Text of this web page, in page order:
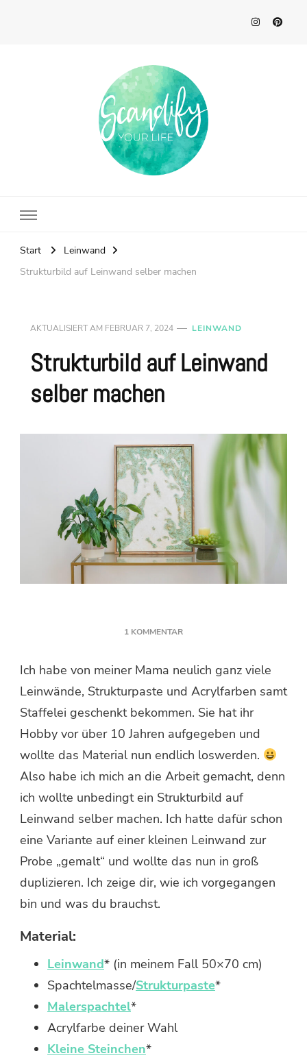
Start
Leinwand
Strukturbild auf Leinwand selber machen
AKTUALISIERT AM FEBRUAR 7, 2024 LEINWAND
Strukturbild auf Leinwand
selber machen
1 KOMMENTARZU
LEINWAND
SELBER
Ich habe von meiner Mama neulich ganz viele
Leinwände, Strukturpaste und Acrylfarben samt
Staffelei geschenkt bekommen. Sie hat ihr
Hobby vor über 10 Jahren aufgegeben und
wollte das Material nun endlich loswerden.
Also habe ich mich an die Arbeit gemacht, denn
ich wollte unbedingt ein Strukturbild auf
Leinwand selber machen. Ich hatte dafür schon
eine Variante auf einer kleinen Leinwand zur
Probe „gemalt“ und wollte das nun in groß
duplizieren. Ich zeige dir, wie ich vorgegangen
bin und was du brauchst.
Material:
Leinwand* (in meinem Fall 50×70 cm)
Spachtelmasse/Strukturpaste*
Malerspachtel*
Acrylfarbe deiner Wahl
Kleine Steinchen*